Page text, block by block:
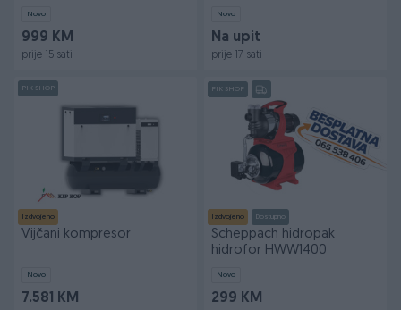
Novo
999 KM
prije 15 sati
Novo
Na upit
prije 17 sati
PIK SHOP
Izdvojeno
Vijčani kompresor
Novo
7.581 KM
PIK SHOP
Izdvojeno Dostupno
Scheppach hidropak
hidrofor HWW1400
Novo
299 KM